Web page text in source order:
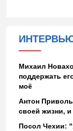
Михаил
поддержать
моё
Антон
своей жизни,
Посол Чехии: